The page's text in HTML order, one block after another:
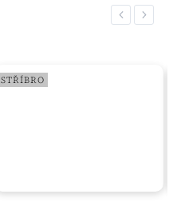
Previous
STŘÍBRO
Next